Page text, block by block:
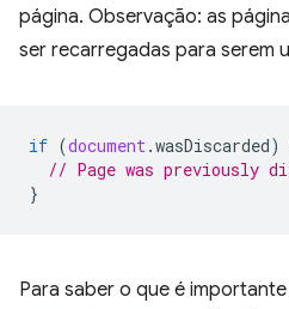
página. Observação: as
ser recarregadas para serem
if (document .wasDiscarded)
// Page was previously
}
Para saber o que é